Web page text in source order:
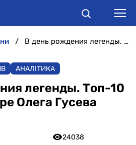
В день рождения легенды. Топ-10 голов в карьере Олега Гусева (видео)
АНАЛІТИКА
легенды. Топ-10
Олега Гусева
24038